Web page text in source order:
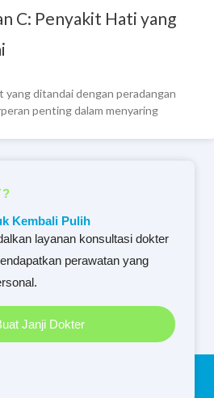
C: Penyakit Hati yang
ditandai dengan peradangan
penting dalam menyaring
Kembali Pulih
layanan konsultasi dokter
perawatan yang
Janji Dokter